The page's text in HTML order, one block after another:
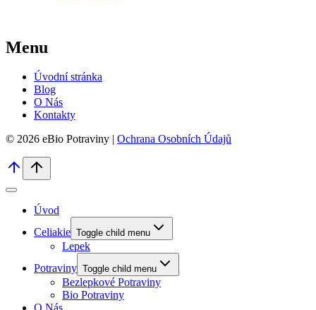
Menu
Úvodní stránka
Blog
O Nás
Kontakty
© 2026 eBio Potraviny | Ochrana Osobních Údajů
Úvod
Celiakie Toggle child menu
Lepek
Potraviny Toggle child menu
Bezlepkové Potraviny
Bio Potraviny